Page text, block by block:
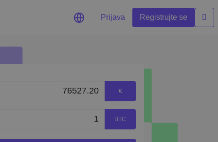
Prijava Registrujte se
€
BTC